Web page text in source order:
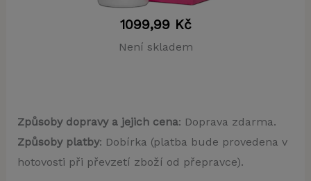
1099,99 Kč
Není skladem
Způsoby dopravy a jejich cena: Doprava zdarma.
Způsoby platby: Dobírka (platba bude provedena v
hotovosti při převzetí zboží od přepravce).